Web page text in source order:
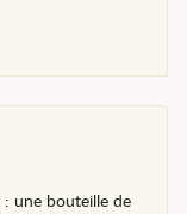
: une bouteille de